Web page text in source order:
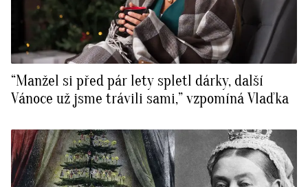
“Manžel si před pár lety spletl dárky, další
Vánoce už jsme trávili sami,” vzpomíná Vlaďka